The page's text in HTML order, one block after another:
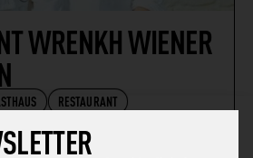
WRENKH WIENER
RESTAURANT